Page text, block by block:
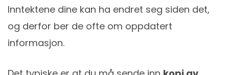
Inntektene dine kan ha endret seg siden det,
og derfor ber de ofte om oppdatert
informasjon.